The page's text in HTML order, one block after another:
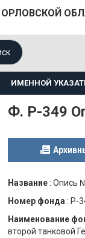
ИМЕННОЙ
Ф. Р-349
Название : Опись
Номер фонда : Р-
Наименование
второй танковой